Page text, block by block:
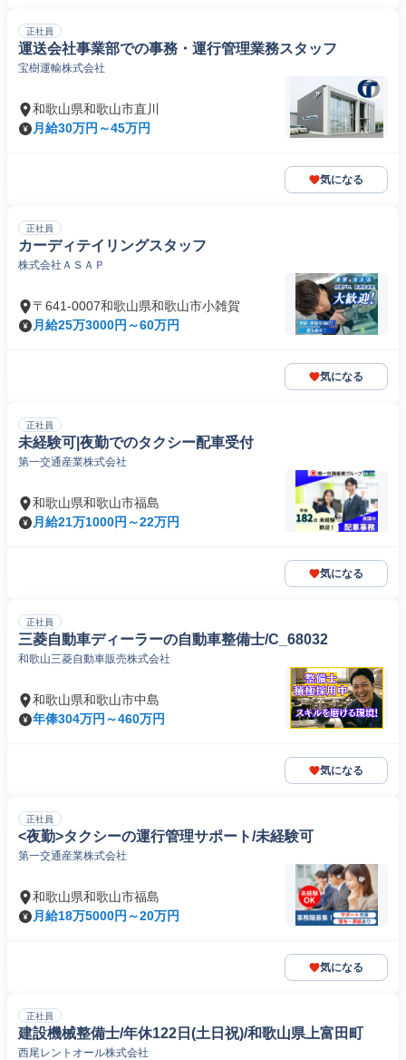
正社員
運送会社事業部での事務・運行管理業務スタッフ
宝樹運輸株式会社
和歌山県和歌山市直川
月給30万円～45万円
気になる
正社員
カーディテイリングスタッフ
株式会社ＡＳＡＰ
〒641-0007和歌山県和歌山市小雑賀
月給25万3000円～60万円
気になる
正社員
未経験可|夜勤でのタクシー配車受付
第一交通産業株式会社
和歌山県和歌山市福島
月給21万1000円～22万円
気になる
正社員
三菱自動車ディーラーの自動車整備士/C_68032
和歌山三菱自動車販売株式会社
和歌山県和歌山市中島
年俸304万円～460万円
気になる
正社員
<夜勤>タクシーの運行管理サポート/未経験可
第一交通産業株式会社
和歌山県和歌山市福島
月給18万5000円～20万円
気になる
正社員
建設機械整備士/年休122日(土日祝)/和歌山県上富田町
西尾レントオール株式会社